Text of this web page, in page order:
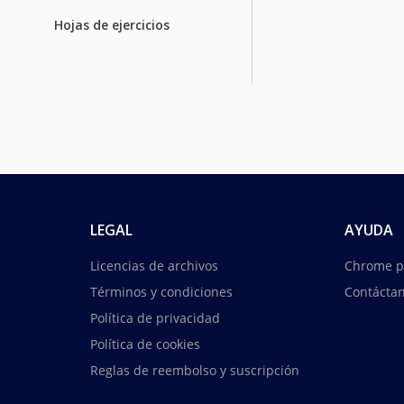
Hojas de ejercicios
LEGAL
Licencias de archivos
Términos y condiciones
Política de privacidad
Política de cookies
Reglas de reembolso y suscripción
AYUDA
Chrome